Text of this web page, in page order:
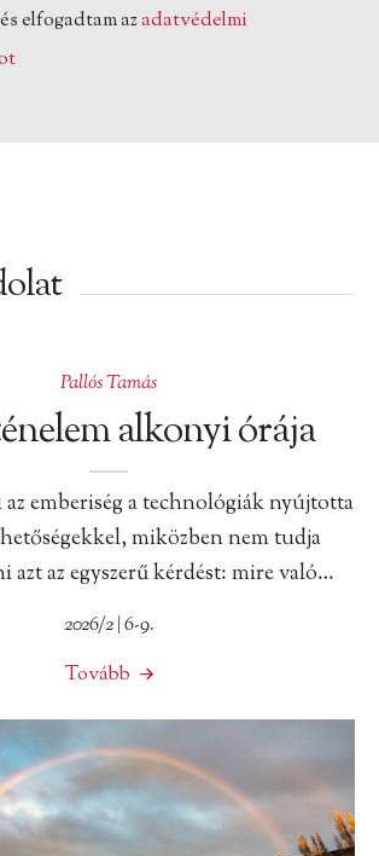
elfogadtam azadatvédelmi
Pallós Tamás
alkonyi órája
az emberiség a technológiák nyújtotta
miközben nem tudja
azt az egyszerű kérdést: mire való…
2026/2 | 6-9.
Tovább